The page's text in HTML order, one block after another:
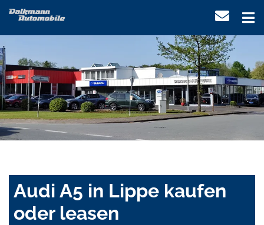
Audi A5 in Lippe kaufen
oder leasen